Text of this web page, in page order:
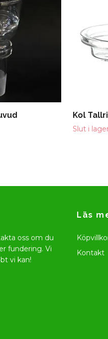
Kol
Slut i
oss om du
fundering. Vi
vi kan!
Läs
Kontakt